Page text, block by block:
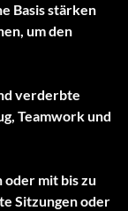
Basis stärken
um den
verderbte
Teamwork und
mit bis zu
Sitzungen oder